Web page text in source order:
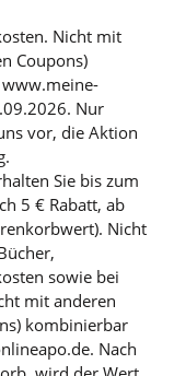
Nicht mit
Coupons)
Nur
vor, die Aktion
Sie bis zum
5 € Rabatt, ab
Nicht
sowie bei
mit anderen
kombinierbar
Nach